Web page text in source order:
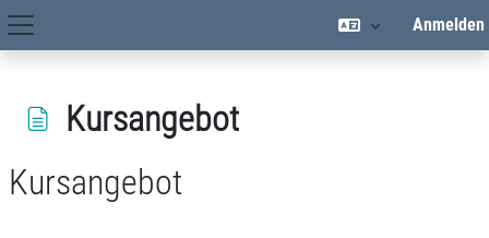
Zum Hauptinhalt
Hauptnavigation
Anmelden
Kursangebot
Kursangebot